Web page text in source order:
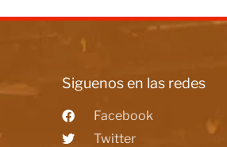
Siguenos en las redes
Facebook
Twitter